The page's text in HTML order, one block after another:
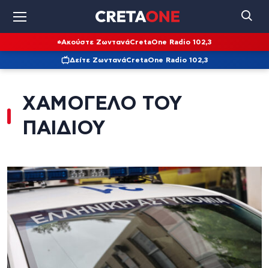
Ακούστε ΖωντανάCretaOne Radio 102,3
Δείτε ΖωντανάCretaOne Radio 102,3
ΧΑΜΟΓΕΛΟ ΤΟΥ
ΠΑΙΔΙΟΥ